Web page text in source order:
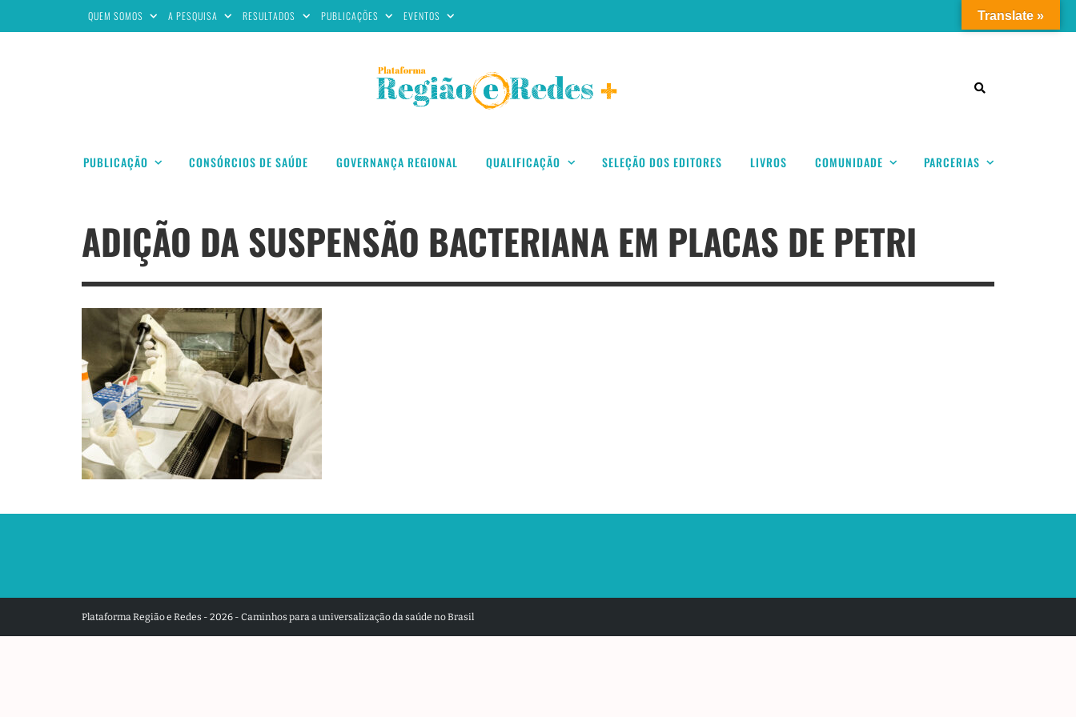
QUEM SOMOS A PESQUISA RESULTADOS PUBLICAÇÕES EVENTOS
PUBLICAÇÃO CONSÓRCIOS DE SAÚDE GOVERNANÇA REGIONAL QUALIFICAÇÃO SELEÇÃO DOS EDITORES LIVROS COMUNIDADE PARCERIAS
ADIÇÃO DA SUSPENSÃO BACTERIANA EM PLACAS DE PETRI
Plataforma Região e Redes - 2026 - Caminhos para a universalização da saúde no Brasil
Translate »